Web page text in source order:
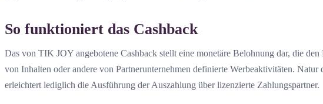
So funktioniert das Cashback
Das von TIK JOY angebotene Cashback stellt eine monetäre Belohnung dar, die
von Inhalten oder andere von Partnerunternehmen definierte Werbeaktivitäten.
erleichtert lediglich die Ausführung der Auszahlung über lizenzierte Zahlungspartner.